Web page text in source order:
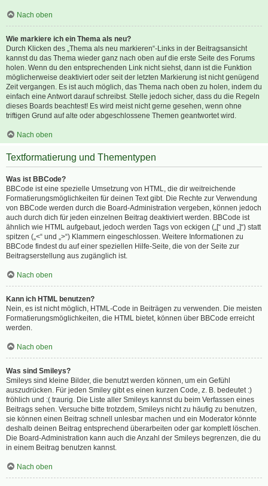
Nach oben
Wie markiere ich ein Thema als neu?
Durch Klicken des „Thema als neu markieren“-Links in der Beitragsansicht
kannst du das Thema wieder ganz nach oben auf die erste Seite des Forums
holen. Wenn du den entsprechenden Link nicht siehst, dann ist die Funktion
möglicherweise deaktiviert oder seit der letzten Markierung ist nicht genügend
Zeit vergangen. Es ist auch möglich, das Thema nach oben zu holen, indem du
einfach eine Antwort darauf schreibst. Stelle jedoch sicher, dass du die Regeln
dieses Boards beachtest! Es wird meist nicht gerne gesehen, wenn ohne
triftigen Grund auf alte oder abgeschlossene Themen geantwortet wird.
Nach oben
Textformatierung und Thementypen
Was ist BBCode?
BBCode ist eine spezielle Umsetzung von HTML, die dir weitreichende
Formatierungsmöglichkeiten für deinen Text gibt. Die Rechte zur Verwendung
von BBCode werden durch die Board-Administration vergeben, können jedoch
auch durch dich für jeden einzelnen Beitrag deaktiviert werden. BBCode ist
ähnlich wie HTML aufgebaut, jedoch werden Tags von eckigen („[“ und „]“) statt
spitzen („<“ und „>“) Klammern eingeschlossen. Weitere Informationen zu
BBCode findest du auf einer speziellen Hilfe-Seite, die von der Seite zur
Beitragserstellung aus zugänglich ist.
Nach oben
Kann ich HTML benutzen?
Nein, es ist nicht möglich, HTML-Code in Beiträgen zu verwenden. Die meisten
Formatierungsmöglichkeiten, die HTML bietet, können über BBCode erreicht
werden.
Nach oben
Was sind Smileys?
Smileys sind kleine Bilder, die benutzt werden können, um ein Gefühl
auszudrücken. Für jeden Smiley gibt es einen kurzen Code, z. B. bedeutet :)
fröhlich und :( traurig. Die Liste aller Smileys kannst du beim Verfassen eines
Beitrags sehen. Versuche bitte trotzdem, Smileys nicht zu häufig zu benutzen,
sie können einen Beitrag schnell unlesbar machen und ein Moderator könnte
deshalb deinen Beitrag entsprechend überarbeiten oder gar komplett löschen.
Die Board-Administration kann auch die Anzahl der Smileys begrenzen, die du
in einem Beitrag benutzen kannst.
Nach oben